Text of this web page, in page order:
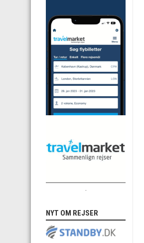
NYT OM REJSER